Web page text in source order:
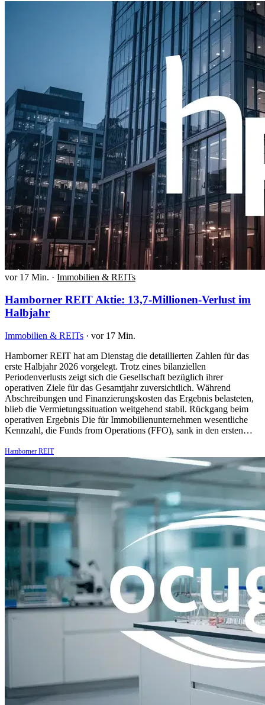
vor 17 Min. · Immobilien & REITs
Hamborner REIT Aktie: 13,7-Millionen-Verlust im
Halbjahr
Immobilien & REITs · vor 17 Min.
Hamborner REIT hat am Dienstag die detaillierten Zahlen für das
erste Halbjahr 2026 vorgelegt. Trotz eines bilanziellen
Periodenverlusts zeigt sich die Gesellschaft bezüglich ihrer
operativen Ziele für das Gesamtjahr zuversichtlich. Während
Abschreibungen und Finanzierungskosten das Ergebnis belasteten,
blieb die Vermietungssituation weitgehend stabil. Rückgang beim
operativen Ergebnis Die für Immobilienunternehmen wesentliche
Kennzahl, die Funds from Operations (FFO), sank in den ersten…
Hamborner REIT